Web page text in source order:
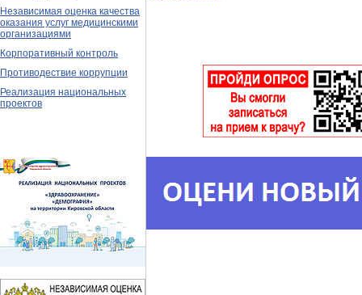
Независимая оценка качества
оказания услуг медицинскими
организациями
Корпоративный контроль
Противодествие коррупции
Реализация национальных
проектов